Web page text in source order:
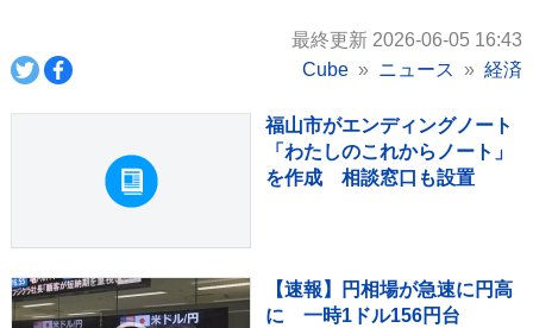
最終更新 2026-06-05 16:43
Cube
ニュース 経済
福山市がエンディングノート
「わたしのこれからノート」
を作成 相談窓口も設置
【速報】円相場が急速に円高
に 一時1ドル156円台